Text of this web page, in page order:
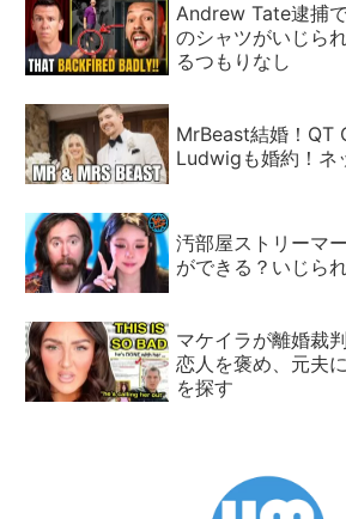
Andrew Tate逮捕
のシャツがいじら
るつもりなし
MrBeast結婚！QT
Ludwigも婚約！ネ
汚部屋ストリーマ
ができる？いじら
マケイラが離婚裁
恋人を褒め、元夫
を探す